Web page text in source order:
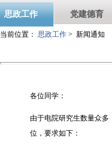
思政工作 党建德育
当前位置：思政工作 > 新闻通知
各位同学：
由于电院研究生数量众
位，要求如下：